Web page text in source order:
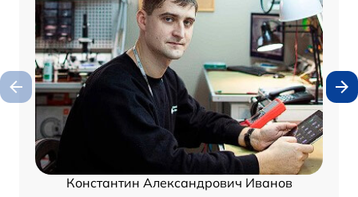
Константин Александрович Иванов